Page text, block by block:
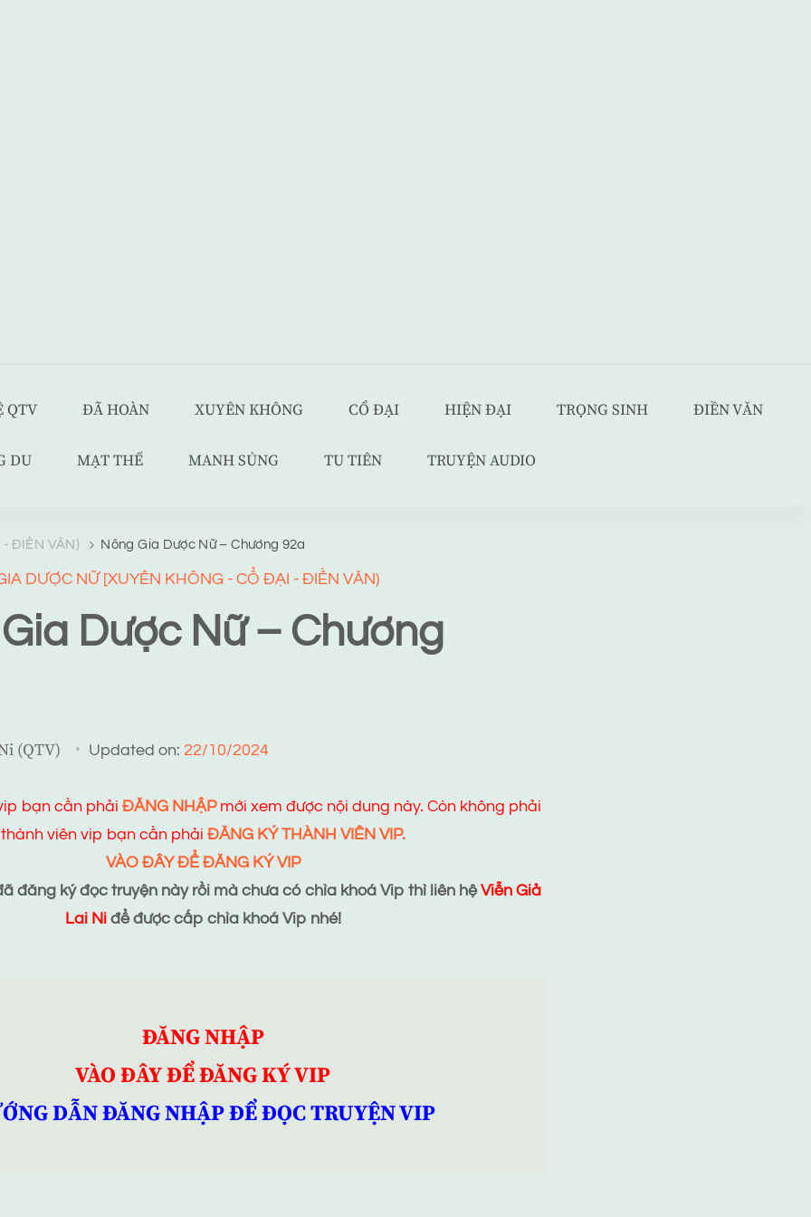
QTV ĐÃ HOÀN XUYÊN KHÔNG CỔ ĐẠI HIỆN ĐẠI TRỌNG SINH ĐIỀN VĂN
DU MẠT THẾ MANH SỦNG TU TIÊN TRUYỆN AUDIO
- ĐIỀN VĂN) Nông Gia Dược Nữ – Chương 92a
DƯỢC NỮ [XUYÊN KHÔNG - CỔ ĐẠI - ĐIỀN VĂN)
Dược Nữ – Chương
(QTV) Updated on: 22/10/2024
bạn cần phải ĐĂNG NHẬPmới xem được nội dung này. Còn không phải
thành viên vip bạn cần phải ĐĂNG KÝ THÀNH VIÊN VIP.
VÀO ĐÂY ĐỂ ĐĂNG KÝ VIP
đăng ký đọc truyện này rồi mà chưa có chìa khoá Vip thì liên hệViễn Giả
Lai Ni để được cấp chìa khoá Vip nhé!
ĐĂNG NHẬP
VÀO ĐÂY ĐỂ ĐĂNG KÝ VIP
DẪN ĐĂNG NHẬP ĐỂ ĐỌC TRUYỆN VIP